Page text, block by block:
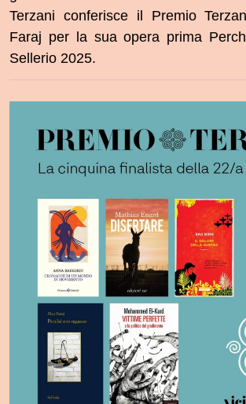
Terzani conferisce il Premio
Faraj per la sua opera prima
Sellerio 2025.